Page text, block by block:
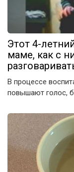
Этот 4-
маме, как с
В процессе
повышают голос,